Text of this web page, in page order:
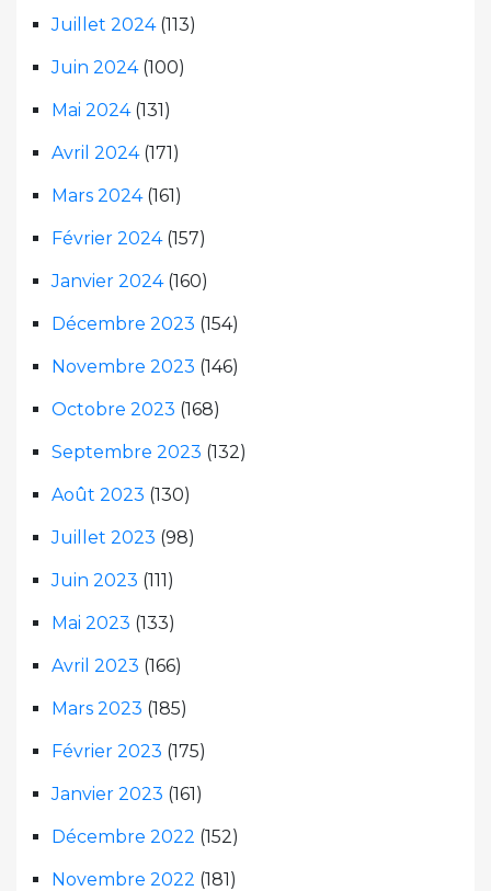
Juillet 2024(113)
Juin 2024(100)
Mai 2024(131)
Avril 2024(171)
Mars 2024(161)
Février 2024(157)
Janvier 2024(160)
Décembre 2023 (154)
Novembre 2023 (146)
Octobre 2023 (168)
Septembre 2023 (132)
Août 2023 (130)
Juillet 2023 (98)
Juin 2023 (111)
Mai 2023 (133)
Avril 2023 (166)
Mars 2023 (185)
Février 2023 (175)
Janvier 2023 (161)
Décembre 2022 (152)
Novembre 2022 (181)